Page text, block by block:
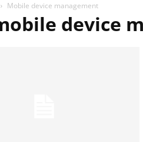
Mobile device management
device